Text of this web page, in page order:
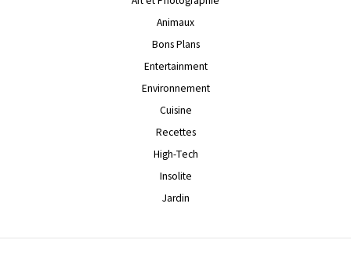
Animaux
Bons Plans
Entertainment
Environnement
Cuisine
Recettes
High-Tech
Insolite
Jardin